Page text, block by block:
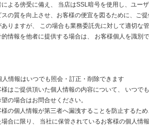
による傍受に備え、 当店はSSL暗号を使用し、ユー
スの質を向上させ、お客様の便宜を図るために、ご
ありますが、 この場合も業務委託先に対して適切な
的情報を他者に提供する場合は、 お客様個人を識別
人情報はいつでも照会・訂正・削除できます
様はご提供頂いた個人情報の内容について、 いつで
望の場合はお問合せください。
様の個人情報が第三者へ漏洩することを防止するた
場合に限り、 当社に保管されているお客様の個人情